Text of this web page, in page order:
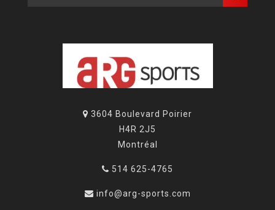
3604 Boulevard Poirier
H4R 2J5
Montréal
514 625-4765
info@arg-sports.com